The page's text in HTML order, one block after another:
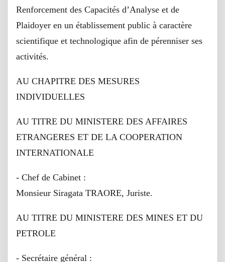
Renforcement des Capacités d’Analyse et de
Plaidoyer en un établissement public à caractère
scientifique et technologique afin de pérenniser ses
activités.
AU CHAPITRE DES MESURES
INDIVIDUELLES
AU TITRE DU MINISTERE DES AFFAIRES
ETRANGERES ET DE LA COOPERATION
INTERNATIONALE
- Chef de Cabinet :
Monsieur Siragata TRAORE, Juriste.
AU TITRE DU MINISTERE DES MINES ET DU
PETROLE
- Secrétaire général :